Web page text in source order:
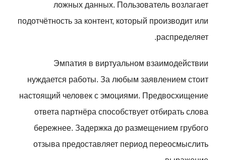
ложных данных. Пользователь возлагает
подотчётность за контент, который производит или
распределяет.
Эмпатия в виртуальном взаимодействии
нуждается работы. За любым заявлением стоит
настоящий человек с эмоциями. Предвосхищение
ответа партнёра способствует отбирать слова
бережнее. Задержка до размещением грубого
отзыва предоставляет период переосмыслить